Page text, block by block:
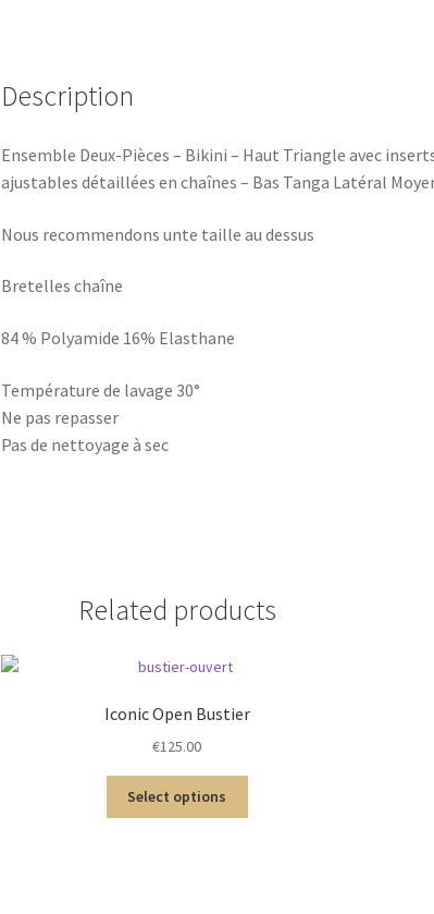
Description
Ensemble Deux-Pièces – Bikini – Haut Triangle avec
ajustables détaillées en chaînes – Bas Tanga Latéral
Nous recommendons unte taille au dessus
Bretelles chaîne
84 % Polyamide 16% Elasthane
Température de lavage 30°
Ne pas repasser
Pas de nettoyage à sec
Related products
Iconic Open Bustier
€125.00
Select options